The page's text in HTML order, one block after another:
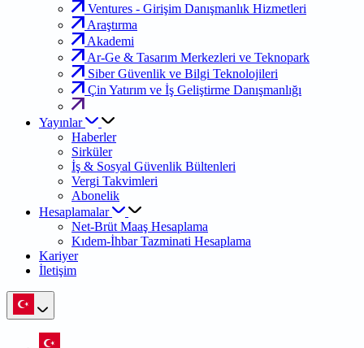
Ventures - Girişim Danışmanlık Hizmetleri
Araştırma
Akademi
Ar-Ge & Tasarım Merkezleri ve Teknopark
Siber Güvenlik ve Bilgi Teknolojileri
Çin Yatırım ve İş Geliştirme Danışmanlığı
Yayınlar
Haberler
Sirküler
İş & Sosyal Güvenlik Bültenleri
Vergi Takvimleri
Abonelik
Hesaplamalar
Net-Brüt Maaş Hesaplama
Kıdem-İhbar Tazminati Hesaplama
Kariyer
İletişim